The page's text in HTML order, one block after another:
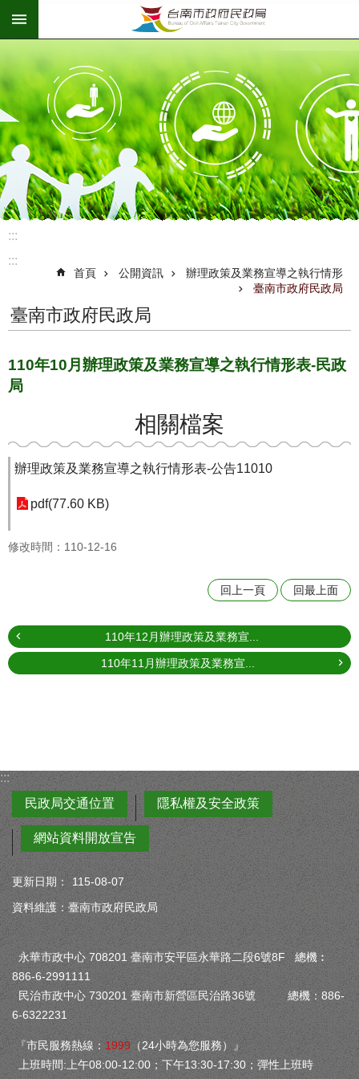
跳到主要內容區塊
:::
:::
首頁 公開資訊
辦理政策及業務宣導之執行情形
臺南市政府民政局
臺南市政府民政局
110年10月辦理政策及業務宣導之執行情形表-民政
局
相關檔案
辦理政策及業務宣導之執行情形表-公告11010
pdf(77.60 KB)
修改時間：110-12-16
回上一頁 回最上面
110年12月辦理政策及業務宣...
110年11月辦理政策及業務宣...
:::
民政局交通位置
隱私權及安全政策
網站資料開放宣告
更新日期：
115-08-07
資料維護：臺南市政府民政局
永華市政中心 708201 臺南市安平區永華路二段6號8F 總機︰
886-6-2991111
民治市政中心 730201 臺南市新營區民治路36號 總機：886-
6-6322231
『市民服務熱線： 1999 （24小時為您服務）』
上班時間:上午08:00-12:00；下午13:30-17:30；彈性上班時